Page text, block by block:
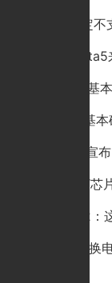
小米9确定
iOS12 beta5
iPhone 9基本
iPhone9基
苹果突然宣
华为公布“芯
苹果ios12：
小米49元换电